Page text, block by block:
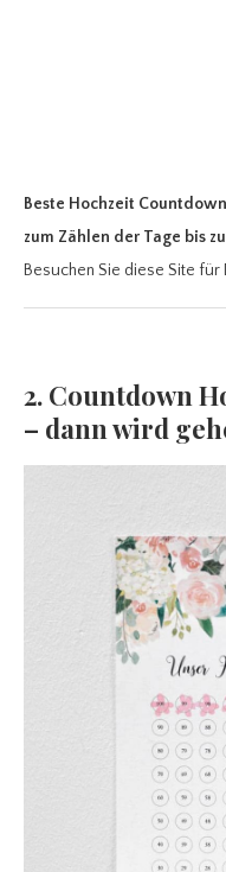
Beste Hochzeit Countdown
zum Zählen der Tage bis
Besuchen Sie diese Site für
2. Countdown
– dann wird